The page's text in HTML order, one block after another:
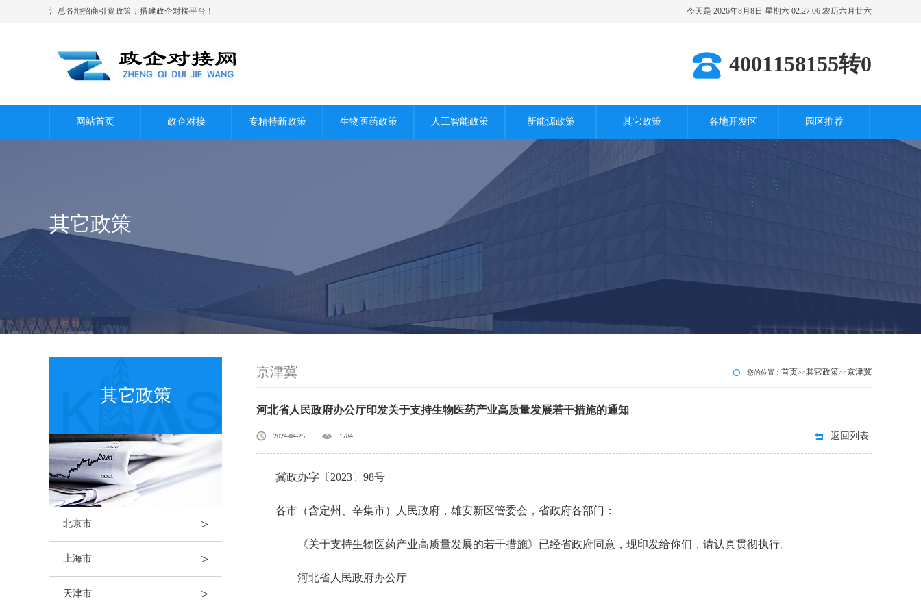
汇总各地招商引资政策，搭建政企对接平台！ 今天是 2026年8月8日 星期六 02:27:08 农历六月廿六
4001158155转0
网站首页 政企对接 专精特新政策 生物医药政策 人工智能政策 新能源政策 其它政策 各地开发区
其它城市
园区推荐
其它政策
其它政策
北京市 >
上海市 >
天津市 >
京津冀 您的位置： 首页>>其它政策>>京津冀
河北省人民政府办公厅印发关于支持生物医药产业高质量发展若干措施的通知
2024-04-25 1784 返回列表
冀政办字〔2023〕98号
各市（含定州、辛集市）人民政府，雄安新区管委会，省政府各部门：
《关于支持生物医药产业高质量发展的若干措施》已经省政府同意，现印发给你们，请认真贯彻执行。
河北省人民政府办公厅